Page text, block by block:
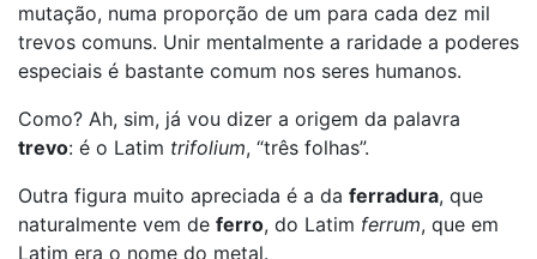
mutação, numa proporção de um para cada dez mil
trevos comuns. Unir mentalmente a raridade a poderes
especiais é bastante comum nos seres humanos.
Como? Ah, sim, já vou dizer a origem da palavra
trevo: é o Latim trifolium, “três folhas”.
Outra figura muito apreciada é a da ferradura, que
naturalmente vem de ferro, do Latim ferrum, que em
Latim era o nome do metal.